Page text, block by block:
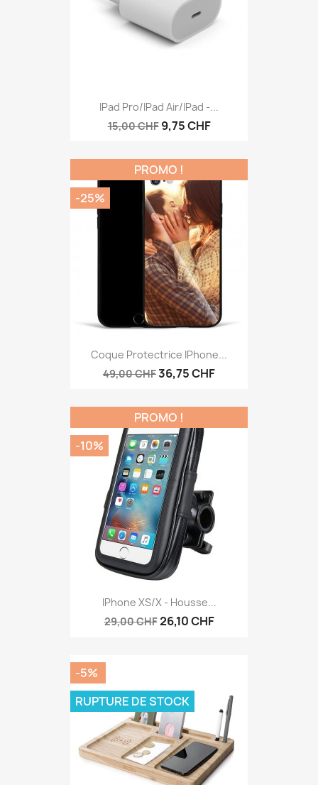
IPad Pro/iPad Air/iPad -...
15,00 CHF 9,75 CHF
Coque Protectrice IPhone...
49,00 CHF36,75 CHF
PROMO !
-25%
IPhone XS/X - Housse...
29,00 CHF26,10 CHF
PROMO !
-10%
-5%
RUPTURE DE STOCK